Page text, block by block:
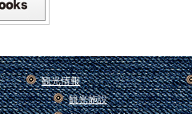
観光情報
観光施設